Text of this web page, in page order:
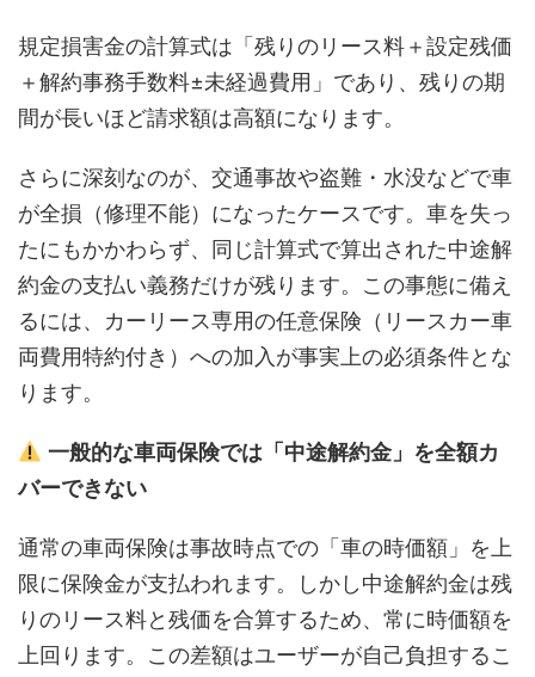
規定損害金の計算式は「残りのリース料＋設定残価
＋解約事務手数料±未経過費用」であり、残りの期
間が長いほど請求額は高額になります。
さらに深刻なのが、交通事故や盗難・水没などで車
が全損（修理不能）になったケースです。車を失っ
たにもかかわらず、同じ計算式で算出された中途解
約金の支払い義務だけが残ります。この事態に備え
るには、カーリース専用の任意保険（リースカー車
両費用特約付き）への加入が事実上の必須条件とな
ります。
一般的な車両保険では「中途解約金」を全額カ
バーできない
通常の車両保険は事故時点での「車の時価額」を上
限に保険金が支払われます。しかし中途解約金は残
りのリース料と残価を合算するため、常に時価額を
上回ります。この差額はユーザーが自己負担するこ